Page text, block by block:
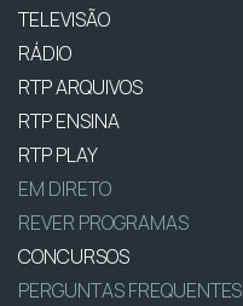
TELEVISÃO
RÁDIO
RTP ARQUIVOS
RTP ENSINA
RTP PLAY
EM DIRETO
REVER PROGRAMAS
CONCURSOS
PERGUNTAS FREQUENTES